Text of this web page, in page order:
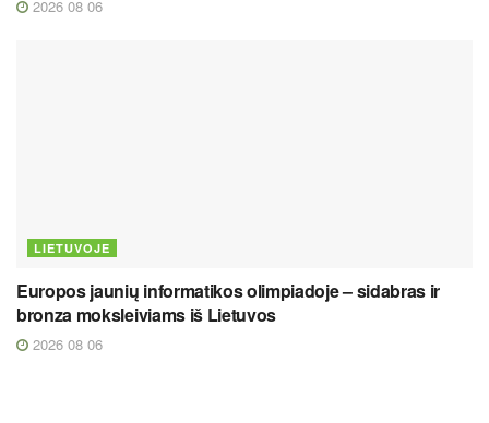
2026 08 06
LIETUVOJE
Europos jaunių informatikos olimpiadoje – sidabras ir
bronza moksleiviams iš Lietuvos
2026 08 06